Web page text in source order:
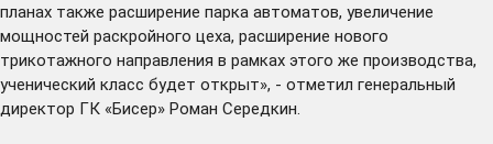
планах также расширение парка автоматов, увеличение
мощностей раскройного цеха, расширение нового
трикотажного направления в рамках этого же производства,
ученический класс будет открыт», - отметил генеральный
директор ГК «Бисер» Роман Середкин.